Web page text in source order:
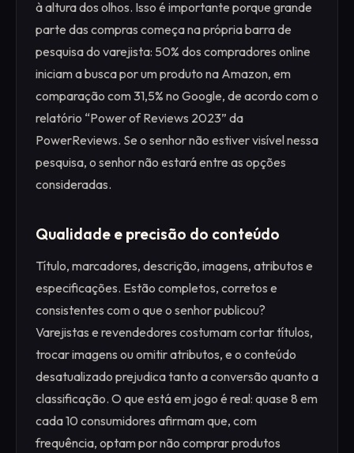
à altura dos olhos. Isso é importante porque grande
parte das compras começa na própria barra de
pesquisa do varejista: 50% dos compradores online
iniciam a busca por um produto na Amazon, em
comparação com 31,5% no Google, de acordo com o
relatório “Power of Reviews 2023” da
PowerReviews. Se o senhor não estiver visível nessa
pesquisa, o senhor não estará entre as opções
consideradas.
Qualidade e precisão do conteúdo
Título, marcadores, descrição, imagens, atributos e
especificações. Estão completos, corretos e
consistentes com o que o senhor publicou?
Varejistas e revendedores costumam cortar títulos,
trocar imagens ou omitir atributos, e o conteúdo
desatualizado prejudica tanto a conversão quanto a
classificação. O que está em jogo é real: quase 8 em
cada 10 consumidores afirmam que, com
frequência, optam por não comprar produtos